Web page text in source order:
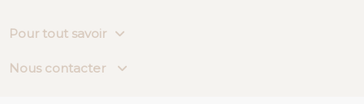
Pour tout savoir
Nous contacter